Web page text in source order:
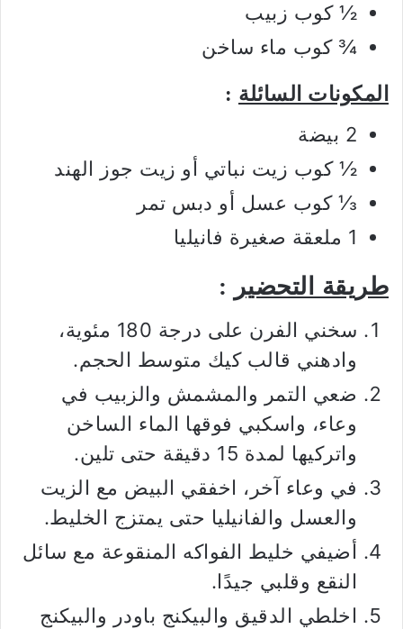
½ كوب زبيب
¾ كوب ماء ساخن
المكونات السائلة :
2 بيضة
½ كوب زيت نباتي أو زيت جوز الهند
⅓ كوب عسل أو دبس تمر
1 ملعقة صغيرة فانيليا
طريقة التحضير :
سخني الفرن على درجة 180 مئوية،
وادهني قالب كيك متوسط الحجم.
ضعي التمر والمشمش والزبيب في
وعاء، واسكبي فوقها الماء الساخن
واتركيها لمدة 15 دقيقة حتى تلين.
في وعاء آخر، اخفقي البيض مع الزيت
والعسل والفانيليا حتى يمتزج الخليط.
أضيفي خليط الفواكه المنقوعة مع سائل
النقع وقلبي جيدًا.
اخلطي الدقيق والبيكنج باودر والبيكنج